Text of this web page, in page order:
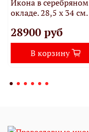
Икона в серебряном
окладе. 28,5 x 34 см.
28900 руб
В корзину